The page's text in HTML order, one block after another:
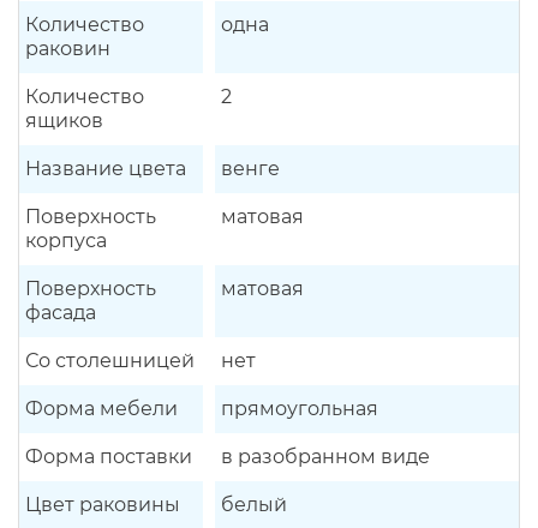
Количество
раковин
одна
Количество
ящиков
2
Название цвета венге
Поверхность
корпуса
матовая
Поверхность
фасада
матовая
Со столешницей нет
Форма мебели прямоугольная
Форма поставки в разобранном виде
Цвет раковины белый